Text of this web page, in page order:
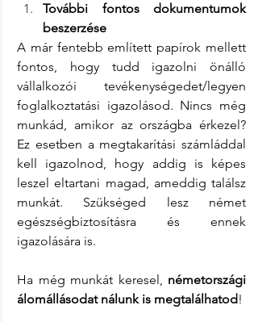
További fontos dokumentumok
beszerzése
A már fentebb említett papírok mellett
fontos, hogy tudd igazolni önálló
vállalkozói tevékenységedet/legyen
foglalkoztatási igazolásod. Nincs még
munkád, amikor az országba érkezel?
Ez esetben a megtakarítási számláddal
kell igazolnod, hogy addig is képes
leszel eltartani magad, ameddig találsz
munkát. Szükséged lesz német
egészségbiztosításra és ennek
igazolására is.
Ha még munkát keresel, németországi
álomállásodat nálunk is megtalálhatod !